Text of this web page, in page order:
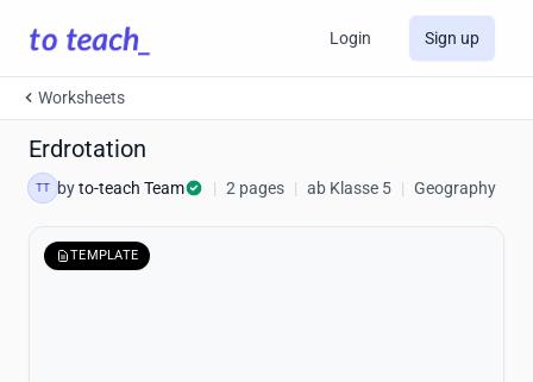
Login Sign up
Worksheets
Erdrotation
TT byto-teach Team | 2 pages | ab Klasse 5 | Geography
TEMPLATE